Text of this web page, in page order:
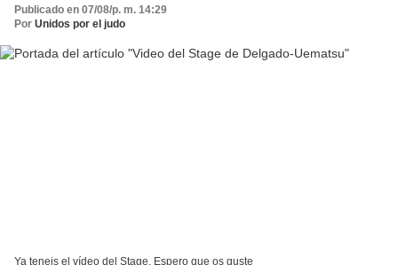
Publicado en 07/08/p. m. 14:29
Por Unidos por el judo
Ya teneis el vídeo del Stage. Espero que os guste